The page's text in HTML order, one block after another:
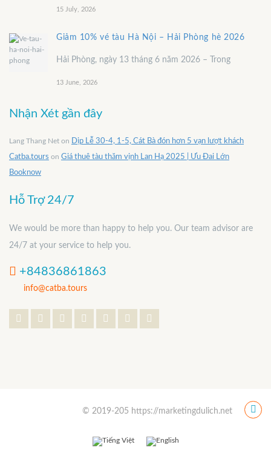
15 July, 2026
Giảm 10% vé tàu Hà Nội – Hải Phòng hè 2026
Hải Phòng, ngày 13 tháng 6 năm 2026 – Trong
13 June, 2026
Nhận Xét gần đây
Lang Thang Net on Dịp Lễ 30-4, 1-5, Cát Bà đón hơn 5 vạn lượt khách
Catba.tours on Giá thuê tàu thăm vịnh Lan Hạ 2025 | Ưu Đai Lớn
Booknow
Hỗ Trợ 24/7
We would be more than happy to help you. Our team advisor are
24/7 at your service to help you.
+84836861863
info@catba.tours
© 2019-205 https://marketingdulich.net